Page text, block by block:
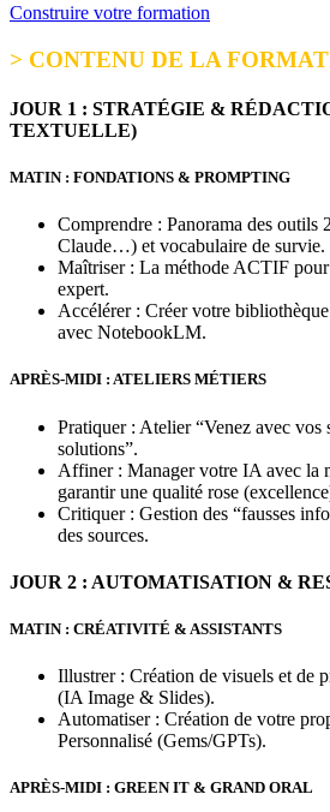
Construire votre formation
> CONTENU DE LA
JOUR 1 : STRATÉGIE &
TEXTUELLE)
MATIN : FONDATIONS & PROMPTING
Comprendre : Panorama des outils
Claude…) et vocabulaire de survie.
Maîtriser : La méthode ACTIF
expert.
Accélérer : Créer votre
avec NotebookLM.
APRÈS-MIDI : ATELIERS MÉTIERS
Pratiquer : Atelier “Venez avec vos
solutions”.
Affiner : Manager votre IA avec la
garantir une qualité rose
Critiquer : Gestion des “fausses
des sources.
JOUR 2 : AUTOMATISATION &
MATIN : CRÉATIVITÉ & ASSISTANTS
Illustrer : Création de visuels et de
(IA Image & Slides).
Automatiser : Création de votre
Personnalisé (Gems/GPTs).
APRÈS-MIDI : GREEN IT & GRAND ORAL